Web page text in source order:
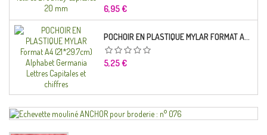
Prix
6,95 €
POCHOIR EN PLASTIQUE MYLAR FORMAT A4 (21*29.7CM) ALPHABET GERMANICA LETTRES CAPITALES ET CHIFFRES
Prix
5,25 €